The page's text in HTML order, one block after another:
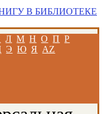
В БИБЛИОТЕКЕ
Л М Н О П Р
Э Ю Я AZ